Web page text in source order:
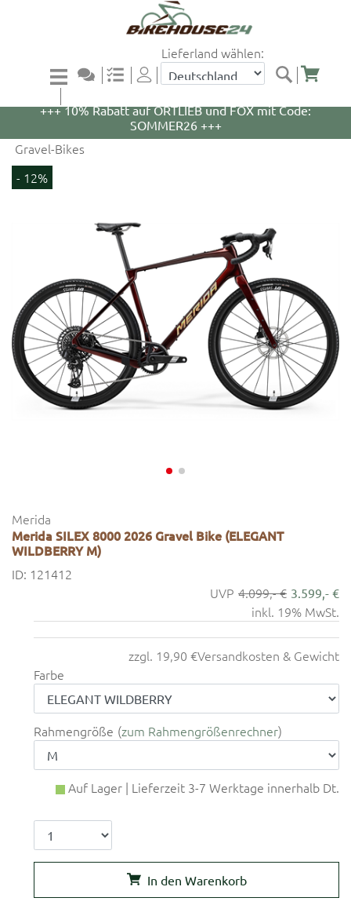
Lieferland wählen:
+++ 5% Rabatt auf WOOM Bikes und Zubehör mit
+++ 10% Rabatt auf ORTLIEB und FOX mit Code:
SOMMER26 +++
Gravel-Bikes
- 12%
Merida
Merida SILEX 8000 2026 Gravel Bike (ELEGANT
WILDBERRY M)
ID: 121412
4.099,- € 3.599,- €
inkl. 19% MwSt.
zzgl. 19,90 €Versandkosten & Gewicht
Farbe
Rahmengröße zum Rahmengrößenrechner
Auf Lager | Lieferzeit 3-7 Werktage innerhalb Dt.
In den Warenkorb